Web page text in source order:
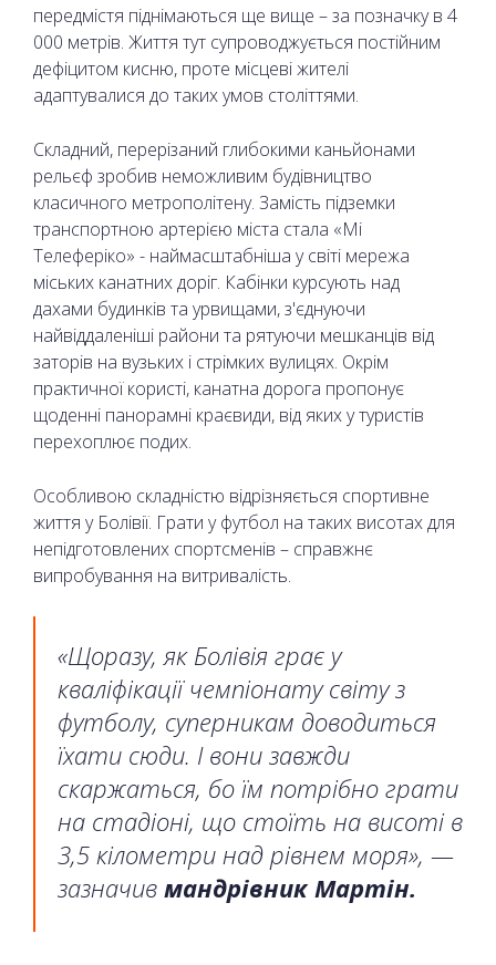
передмістя піднімаються ще вище – за позначку в 4
000 метрів. Життя тут супроводжується постійним
дефіцитом кисню, проте місцеві жителі
адаптувалися до таких умов століттями.
Складний, перерізаний глибокими каньйонами
рельєф зробив неможливим будівництво
класичного метрополітену. Замість підземки
транспортною артерією міста стала «Мі
Телеферіко» - наймасштабніша у світі мережа
міських канатних доріг. Кабінки курсують над
дахами будинків та урвищами, з'єднуючи
найвіддаленіші райони та рятуючи мешканців від
заторів на вузьких і стрімких вулицях. Окрім
практичної користі, канатна дорога пропонує
щоденні панорамні краєвиди, від яких у туристів
перехоплює подих.
Особливою складністю відрізняється спортивне
життя у Болівії. Грати у футбол на таких висотах для
непідготовлених спортсменів – справжнє
випробування на витривалість.
«Щоразу, як Болівія грає у
кваліфікації чемпіонату світу з
футболу, суперникам доводиться
їхати сюди. І вони завжди
скаржаться, бо їм потрібно грати
на стадіоні, що стоїть на висоті в
3,5 кілометри над рівнем моря», —
зазначив мандрівник Мартін.